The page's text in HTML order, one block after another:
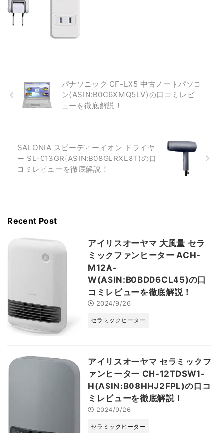
パナソニック CF-LX5 中古ノートパソコ
ン(ASIN:B0C6XMQ5LV)の口コミレビ
ューを徹底解説！
SALONIA スピーディーイオン ドライヤ
ー SL-013GR(ASIN:B08GLRXL8T)の口
コミレビューを徹底解説！
Recent Post
アイリスオーヤマ 大風量 セラ
ミックファンヒーター ACH-
M12A-
W(ASIN:B0BDD6CL45)の口
コミレビューを徹底解説！
2024/9/26
セラミックヒーター
アイリスオーヤマ セラミックフ
ァンヒーター CH-12TDSW1-
H(ASIN:B08HHJ2FPL)の口コ
ミレビューを徹底解説！
2024/9/26
セラミックヒーター